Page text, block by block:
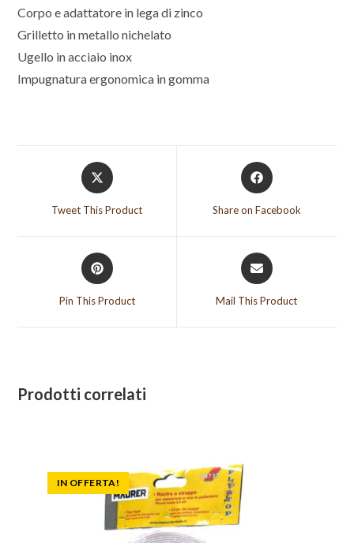
Corpo e adattatore in lega di zinco
Grilletto in metallo nichelato
Ugello in acciaio inox
Impugnatura ergonomica in gomma
Opens
in
Tweet This Product
Opens
in
Share on Facebook
Opens
in
Pin This Product
Opens
in
Mail This Product
Prodotti correlati
IN OFFERTA!